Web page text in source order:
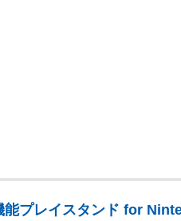
能プレイスタンド for